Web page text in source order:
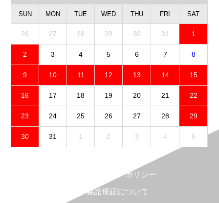
SUN MON TUE WED THU FRI SAT
26 27 28 29 30 31 1
2 3 4 5 6 7 8
9 10 11 12 13 14 15
16 17 18 19 20 21 22
23 24 25 26 27 28 29
30 31 1 2 3 4 5
プライバシーポリシー
製品保証について